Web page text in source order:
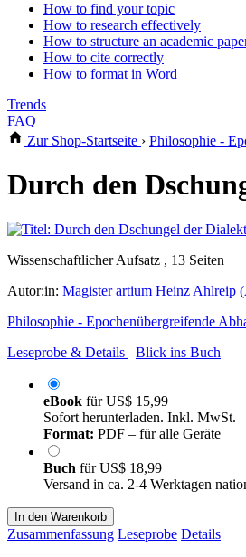
How to find your topic
How to research effectively
How to structure an academic
How to cite correctly
How to format in Word
Trends
FAQ
Zur Shop-Startseite › Philosophie -
Durch den
Wissenschaftlicher Aufsatz , 13 Seiten
Autor:in: Magister artium Heinz Ahlreip
Philosophie - Epochenübergreifende
Leseprobe & Details
Blick ins Buch
eBook fürUS$ 15,99
Sofort herunterladen. Inkl. MwSt.
Format: PDF – für alle Geräte
Buch fürUS$ 18,99
Versand in ca. 2-4 Werktagen
In den Warenkorb
Zusammenfassung Leseprobe Details